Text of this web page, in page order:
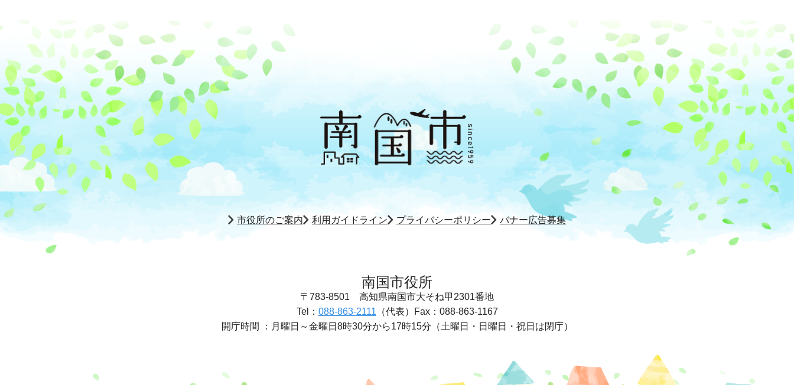
市役所のご案内 利用ガイドライン プライバシーポリシー バナー広告募集
南国市役所
〒783-8501 高知県南国市大そね甲2301番地
Tel： 088-863-2111 （代表）
Fax：088-863-1167
開庁時間 ： 月曜日～金曜日8時30分から17時15分 （土曜日・日曜日・祝日は閉庁）